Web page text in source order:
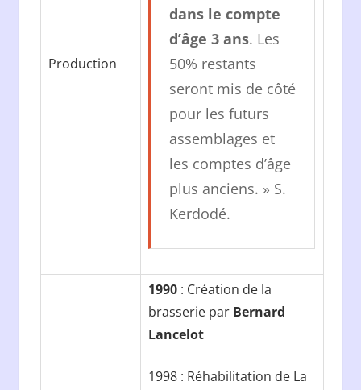
Production
dans le compte
d’âge 3 ans. Les
50% restants
seront mis de côté
pour les futurs
assemblages et
les comptes d’âge
plus anciens. » S.
Kerdodé.
1990 : Création de la
brasserie par Bernard
Lancelot
1998 : Réhabilitation de La